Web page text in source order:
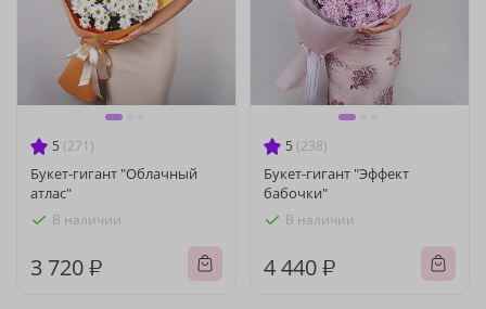
5 (271)
Букет-гигант "Облачный
атлас"
В наличии
3 720 ₽
5 (238)
Букет-гигант "Эффект
бабочки"
В наличии
4 440 ₽